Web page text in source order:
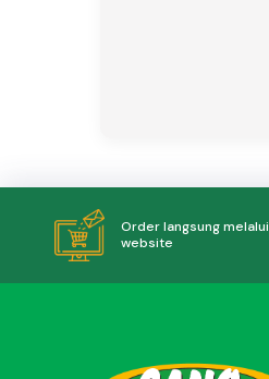
Order langsung melalui
website